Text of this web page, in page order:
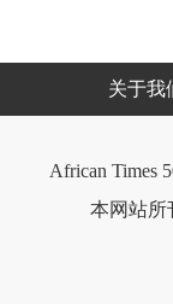
关于我
African Times
本网站所